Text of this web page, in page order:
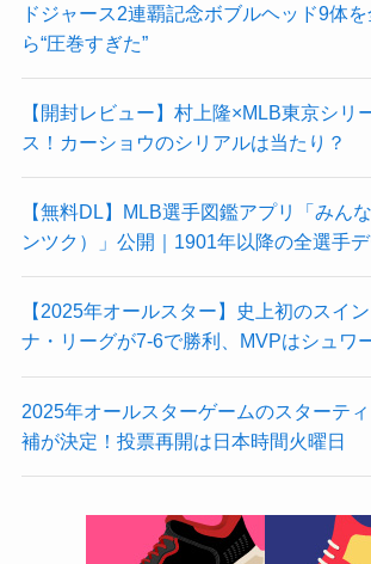
ドジャース2連覇記念ボブルヘッド9体
ら“圧巻すぎた”
【開封レビュー】村上隆×MLB東京シリ
ス！カーショウのシリアルは当たり？
【無料DL】MLB選手図鑑アプリ「みん
ンツク）」公開｜1901年以降の全選手
【2025年オールスター】史上初のスイ
ナ・リーグが7-6で勝利、MVPはシュワ
2025年オールスターゲームのスターテ
補が決定！投票再開は日本時間火曜日